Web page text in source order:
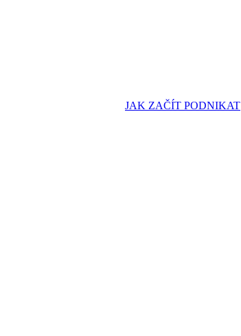
JAK ZAČÍT PODNIKAT